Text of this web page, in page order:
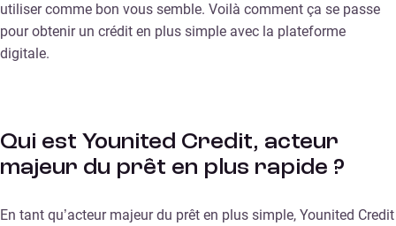
utiliser comme bon vous semble. Voilà comment ça se passe
pour obtenir un crédit en plus simple avec la plateforme
digitale.
Qui est Younited Credit, acteur
majeur du prêt en plus rapide ?
En tant qu’acteur majeur du prêt en plus simple, Younited Credit